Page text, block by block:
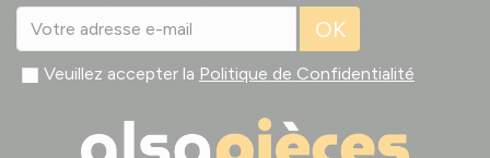
OK
Veuillez accepter la Politique de Confidentialité